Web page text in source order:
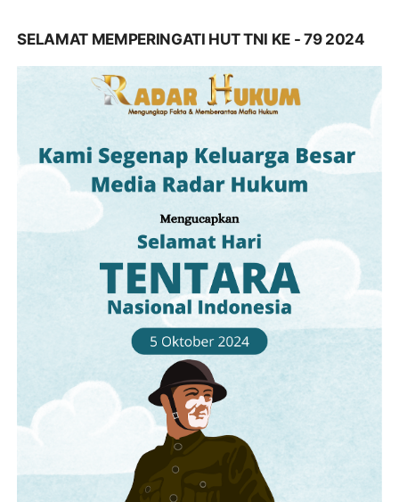
SELAMAT MEMPERINGATI HUT TNI KE - 79 2024